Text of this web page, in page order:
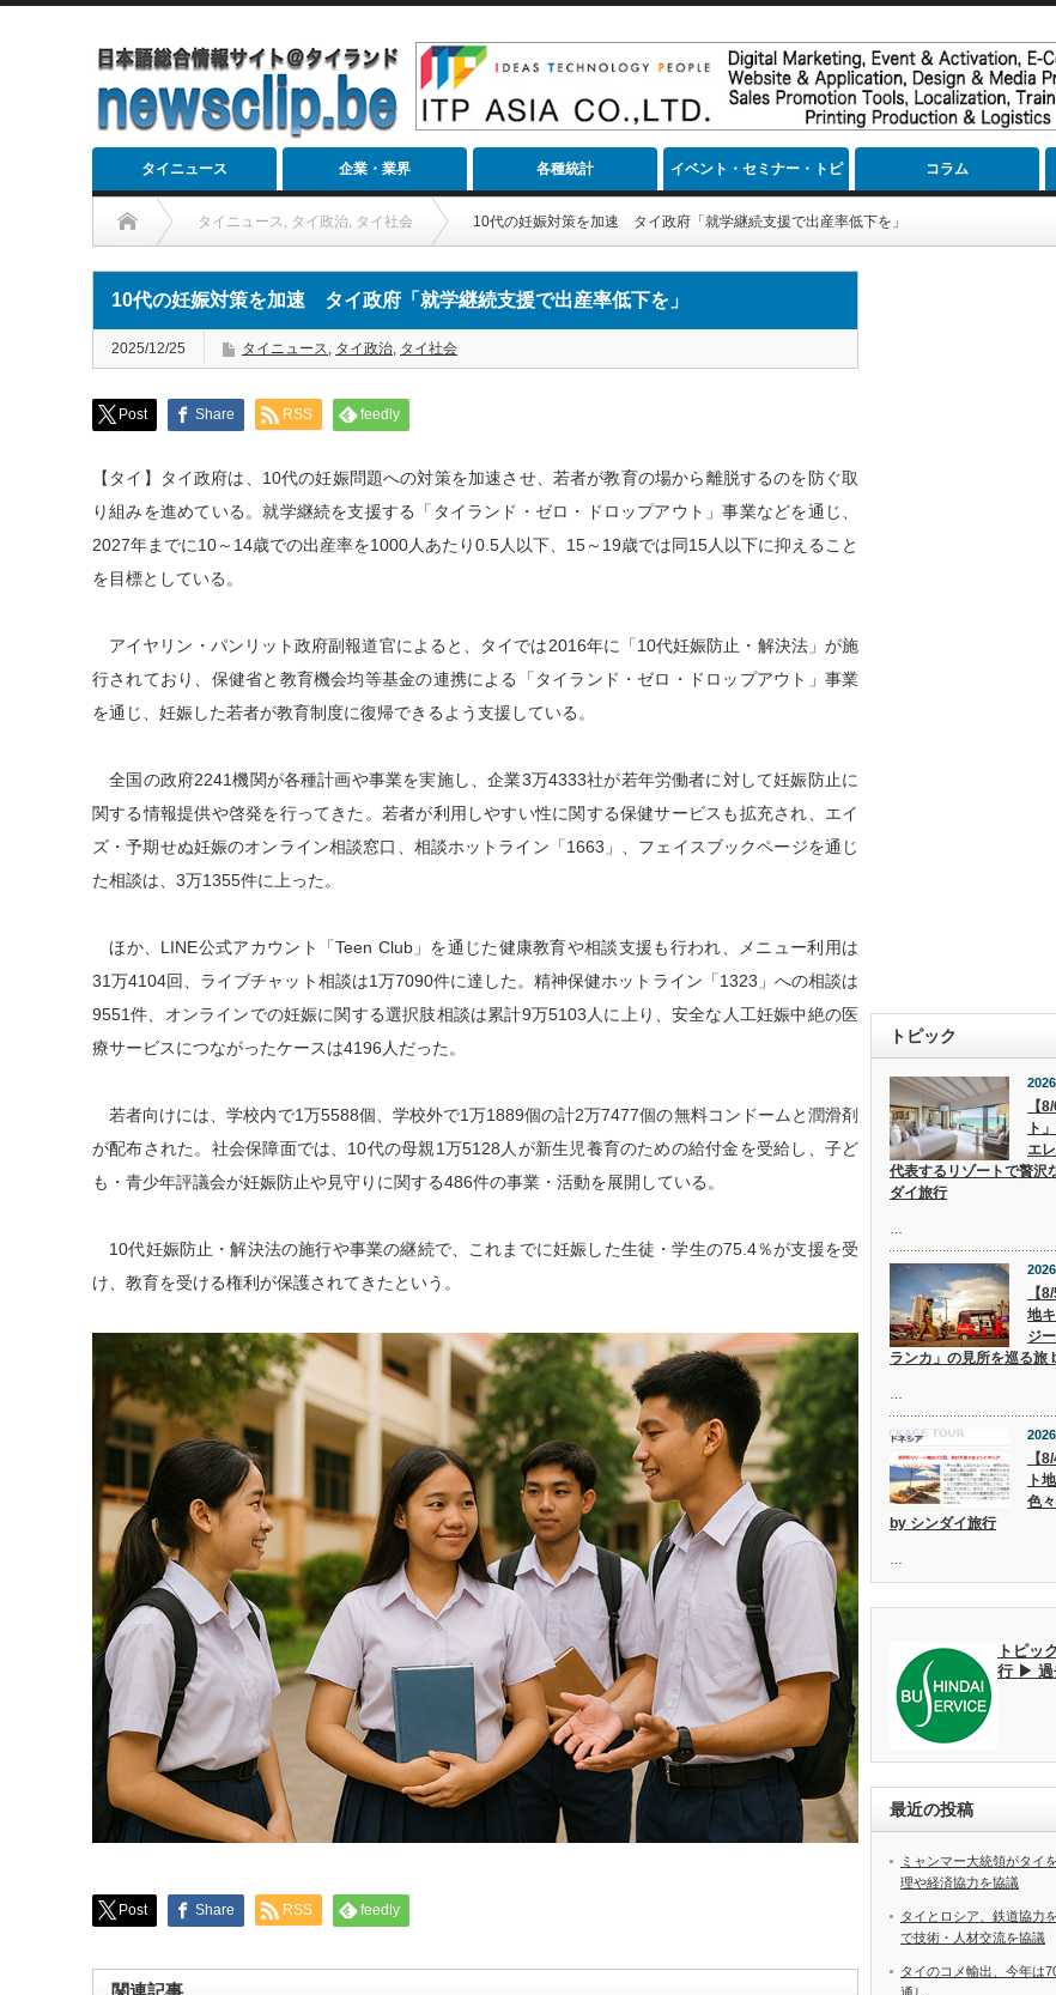
タイニュース 企業・業界 各種統計 イベント・セミナー・トピ
ック
コラム
タイニュース, タイ政治, タイ社会 10代の妊娠対策を加速 タイ政府「就学継続支援で出産率低下を」
10代の妊娠対策を加速 タイ政府「就学継続支援で出産率低下を」
2025/12/25 タイニュース, タイ政治, タイ社会
Post Share RSS feedly
【タイ】タイ政府は、10代の妊娠問題への対策を加速させ、若者が教育の場から離脱するのを防ぐ取
り組みを進めている。就学継続を支援する「タイランド・ゼロ・ドロップアウト」事業などを通じ、
2027年までに10～14歳での出産率を1000人あたり0.5人以下、15～19歳では同15人以下に抑えること
を目標としている。
アイヤリン・パンリット政府副報道官によると、タイでは2016年に「10代妊娠防止・解決法」が施
行されており、保健省と教育機会均等基金の連携による「タイランド・ゼロ・ドロップアウト」事業
を通じ、妊娠した若者が教育制度に復帰できるよう支援している。
全国の政府2241機関が各種計画や事業を実施し、企業3万4333社が若年労働者に対して妊娠防止に
関する情報提供や啓発を行ってきた。若者が利用しやすい性に関する保健サービスも拡充され、エイ
ズ・予期せぬ妊娠のオンライン相談窓口、相談ホットライン「1663」、フェイスブックページを通じ
た相談は、3万1355件に上った。
ほか、LINE公式アカウント「Teen Club」を通じた健康教育や相談支援も行われ、メニュー利用は
31万4104回、ライブチャット相談は1万7090件に達した。精神保健ホットライン「1323」への相談は
9551件、オンラインでの妊娠に関する選択肢相談は累計9万5103人に上り、安全な人工妊娠中絶の医
療サービスにつながったケースは4196人だった。
若者向けには、学校内で1万5588個、学校外で1万1889個の計2万7477個の無料コンドームと潤滑剤
が配布された。社会保障面では、10代の母親1万5128人が新生児養育のための給付金を受給し、子ど
も・青少年評議会が妊娠防止や見守りに関する486件の事業・活動を展開している。
10代妊娠防止・解決法の施行や事業の継続で、これまでに妊娠した生徒・学生の75.4％が支援を受
け、教育を受ける権利が保護されてきたという。
Post Share RSS feedly
トピック
【
ト
エ
代表するリゾートで贅沢
ダイ旅行
【
地
ジ
ランカ」の見所を巡る旅
【
ト
色
by シンダイ旅行
トピッ
行 ▶ 過
最近の投稿
ミャンマー大統領がタ
理や経済協力を協議
タイとロシア、鉄道協力
で技術・人材交流を協議
タイのコメ輸出、今年は